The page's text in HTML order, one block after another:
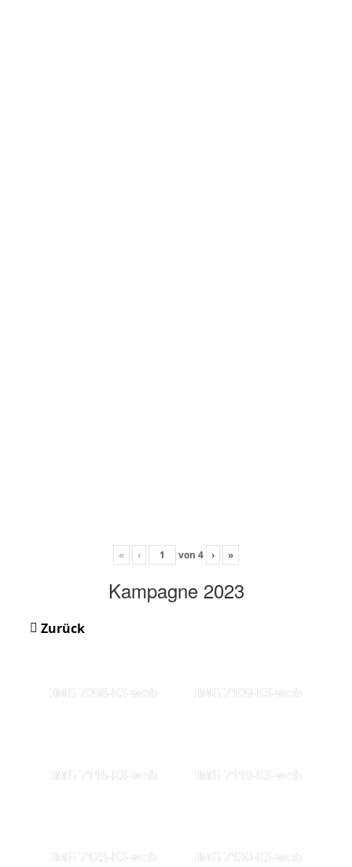
« ‹ von 4 › »
Kampagne 2023
Zurück
IMG 7098-KS-web IMG 7109-KS-web
IMG 7116-KS-web IMG 7119-KS-web
IMG 7123-KS-web IMG 7130-KS-web